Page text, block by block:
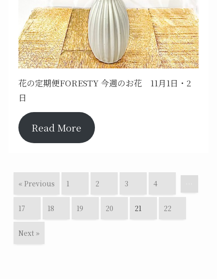
花の定期便FORESTY 今週のお花 11月1日・2
日
Read More
« Previous 1 2 3 4 …
17 18 19 20 21 22
Next »